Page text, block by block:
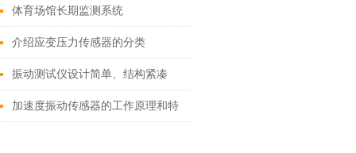
体育场馆长期监测系统
介绍应变压力传感器的分类
振动测试仪设计简单、结构紧凑
加速度振动传感器的工作原理和特